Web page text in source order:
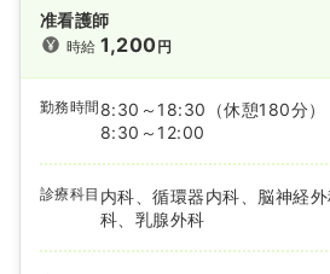
准看護師
時給1,200円
勤務時間 8:30～18:30
（休憩180分）
8:30～12:00
診療科目 内科、循環器内科、脳神経
科、乳腺外科